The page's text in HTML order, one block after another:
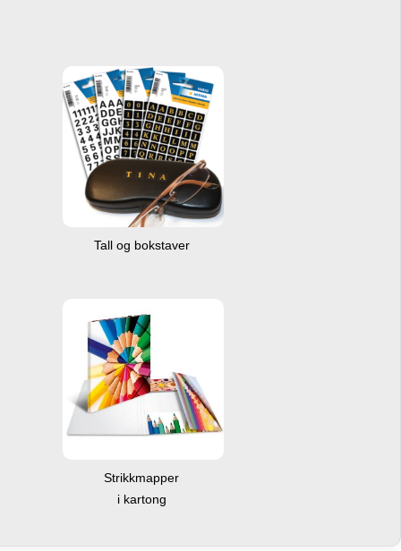
Tall og bokstaver
Strikkmapper
i kartong